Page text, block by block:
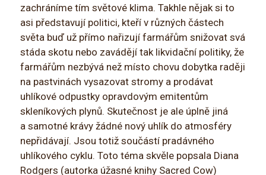
zachráníme tím světové klima. Takhle nějak si to
asi představují politici, kteří v různých částech
světa buď už přímo nařizují farmářům snižovat svá
stáda skotu nebo zavádějí tak likvidační politiky, že
farmářům nezbývá než místo chovu dobytka raději
na pastvinách vysazovat stromy a prodávat
uhlíkové odpustky opravdovým emitentům
skleníkových plynů. Skutečnost je ale úplně jiná
a samotné krávy žádné nový uhlík do atmosféry
nepřidávají. Jsou totiž součástí pradávného
uhlíkového cyklu. Toto téma skvěle popsala Diana
Rodgers (autorka úžasné knihy Sacred Cow)